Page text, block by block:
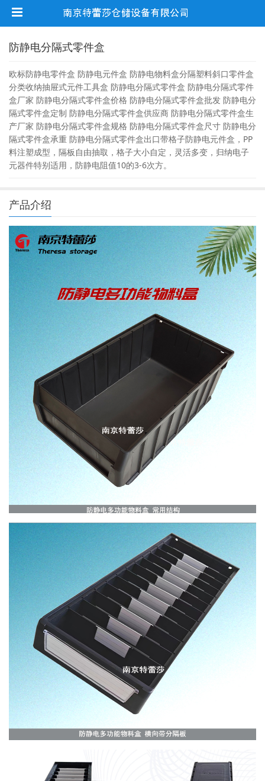
防静电分隔式零件盒
欧标防静电零件盒 防静电元件盒 防静电物料盒分隔塑料斜口零件盒
分类收纳抽屉式元件工具盒 防静电分隔式零件盒 防静电分隔式零件
盒厂家 防静电分隔式零件盒价格 防静电分隔式零件盒批发 防静电分
隔式零件盒定制 防静电分隔式零件盒供应商 防静电分隔式零件盒生
产厂家 防静电分隔式零件盒规格 防静电分隔式零件盒尺寸 防静电分
隔式零件盒承重 防静电分隔式零件盒出口带格子防静电元件盒，PP
料注塑成型，隔板自由抽取，格子大小自定，灵活多变，归纳电子
元器件特别适用，防静电阻值10的3-6次方。
产品介绍